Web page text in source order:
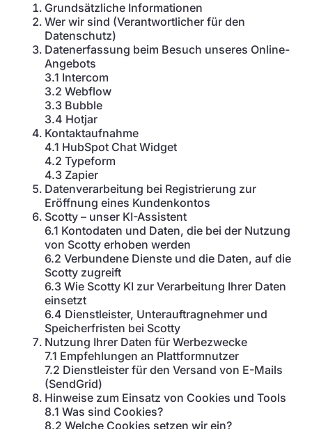
Grundsätzliche Informationen
Wer wir sind (Verantwortlicher für den
Datenschutz)
Datenerfassung beim Besuch unseres Online-
Angebots
3.1 Intercom
3.2 Webflow
3.3 Bubble
3.4 Hotjar
Kontaktaufnahme
4.1 HubSpot Chat Widget
4.2 Typeform
4.3 Zapier
Datenverarbeitung bei Registrierung zur
Eröffnung eines Kundenkontos
Scotty – unser KI-Assistent
6.1 Kontodaten und Daten, die bei der Nutzung
von Scotty erhoben werden
6.2 Verbundene Dienste und die Daten, auf die
Scotty zugreift
6.3 Wie Scotty KI zur Verarbeitung Ihrer Daten
einsetzt
6.4 Dienstleister, Unterauftragnehmer und
Speicherfristen bei Scotty
Nutzung Ihrer Daten für Werbezwecke
7.1 Empfehlungen an Plattformnutzer
7.2 Dienstleister für den Versand von E-Mails
(SendGrid)
Hinweise zum Einsatz von Cookies und Tools
8.1 Was sind Cookies?
8.2 Welche Cookies setzen wir ein?